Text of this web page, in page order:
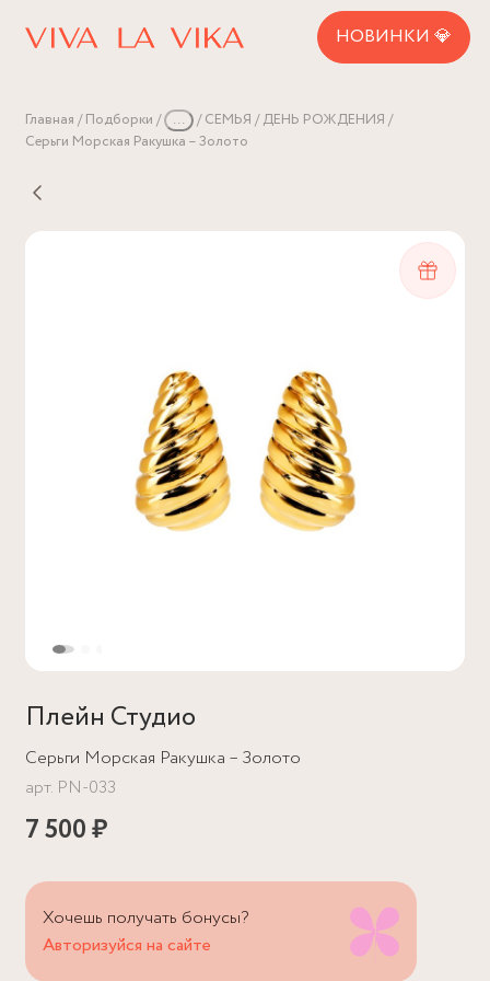
НОВИНКИ 💎
Главная Подборки ... СЕМЬЯ
ДЕНЬ РОЖДЕНИЯ
Серьги Морская Ракушка – Золото
Плейн Студио
Серьги Морская Ракушка – Золото
арт. PN-033
7 500 ₽
Хочешь получать бонусы?
Авторизуйся на сайте